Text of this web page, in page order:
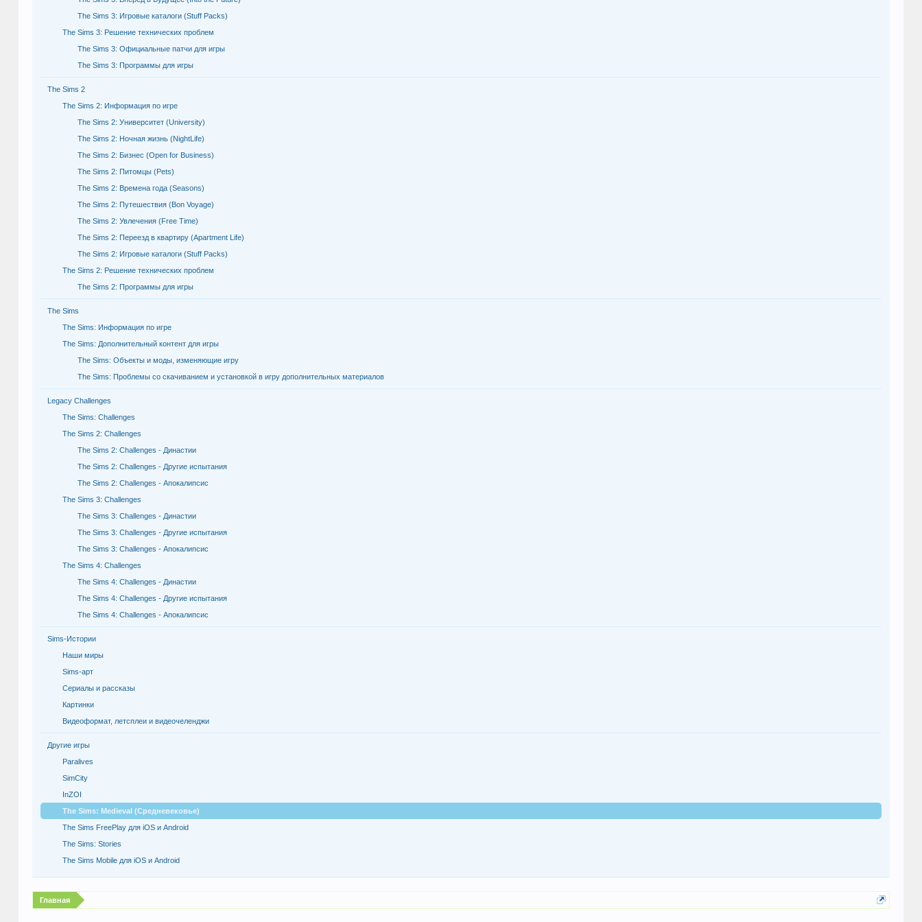
The Sims 3: Игровые каталоги (Stuff Packs)
The Sims 3: Решение технических проблем
The Sims 3: Официальные патчи для игры
The Sims 3: Программы для игры
The Sims 2
The Sims 2: Информация по игре
The Sims 2: Университет (University)
The Sims 2: Ночная жизнь (NightLife)
The Sims 2: Бизнес (Open for Business)
The Sims 2: Питомцы (Pets)
The Sims 2: Времена года (Seasons)
The Sims 2: Путешествия (Bon Voyage)
The Sims 2: Увлечения (Free Time)
The Sims 2: Переезд в квартиру (Apartment Life)
The Sims 2: Игровые каталоги (Stuff Packs)
The Sims 2: Решение технических проблем
The Sims 2: Программы для игры
The Sims
The Sims: Информация по игре
The Sims: Дополнительный контент для игры
The Sims: Объекты и моды, изменяющие игру
The Sims: Проблемы со скачиванием и установкой в игру дополнительных материалов
Legacy Challenges
The Sims: Challenges
The Sims 2: Challenges
The Sims 2: Challenges - Династии
The Sims 2: Challenges - Другие испытания
The Sims 2: Challenges - Апокалипсис
The Sims 3: Challenges
The Sims 3: Challenges - Династии
The Sims 3: Challenges - Другие испытания
The Sims 3: Challenges - Апокалипсис
The Sims 4: Challenges
The Sims 4: Challenges - Династии
The Sims 4: Challenges - Другие испытания
The Sims 4: Challenges - Апокалипсис
Sims-Истории
Наши миры
Sims-арт
Сериалы и рассказы
Картинки
Видеоформат, летсплеи и видеочеленджи
Другие игры
Paralives
SimCity
InZOI
The Sims: Medieval (Средневековье)
The Sims FreePlay для iOS и Android
The Sims: Stories
The Sims Mobile для iOS и Android
Главная